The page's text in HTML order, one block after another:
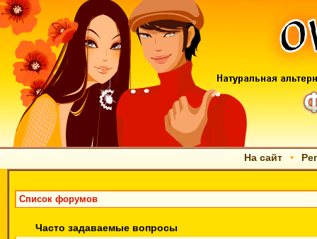
На сайт •
Список форумов
Часто задаваемые вопросы